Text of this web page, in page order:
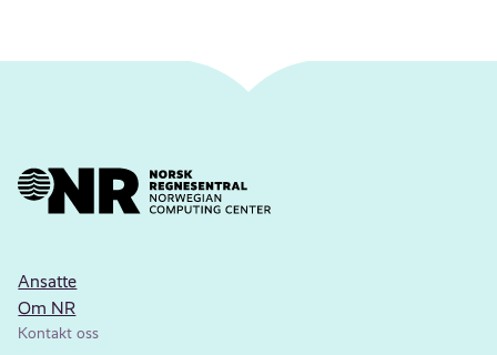
Ansatte
Om NR
Kontakt oss